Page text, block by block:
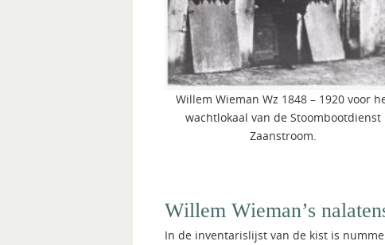
Willem Wieman Wz 1848 – 1920 voor
wachtlokaal van de Stoombootdienst
Zaanstroom.
Willem Wieman’s
In de inventarislijst van de kist is